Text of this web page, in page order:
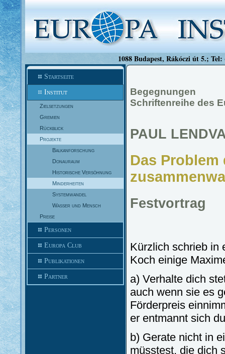
1088 Budapest, Rákóczi út 5.;
Startseite
Institut
Zielsetzungen
Gremien
Rückblick
Projekte
Balkanforschung
Donauraum
Historische Versöhnung
Minderheiten
Systemwandel
Wasser und Mensch
Preise
Personen
Europa Club
Publikationen
Partner
Begegnungen
Schriftenreihe des
PAUL
Das
Festvortrag
Kürzlich schrieb in
Koch einige
a) Verhalte dich
auch wenn sie es
Förderpreis
er entmannt sich
b) Gerate nicht in
müsstest, die dich